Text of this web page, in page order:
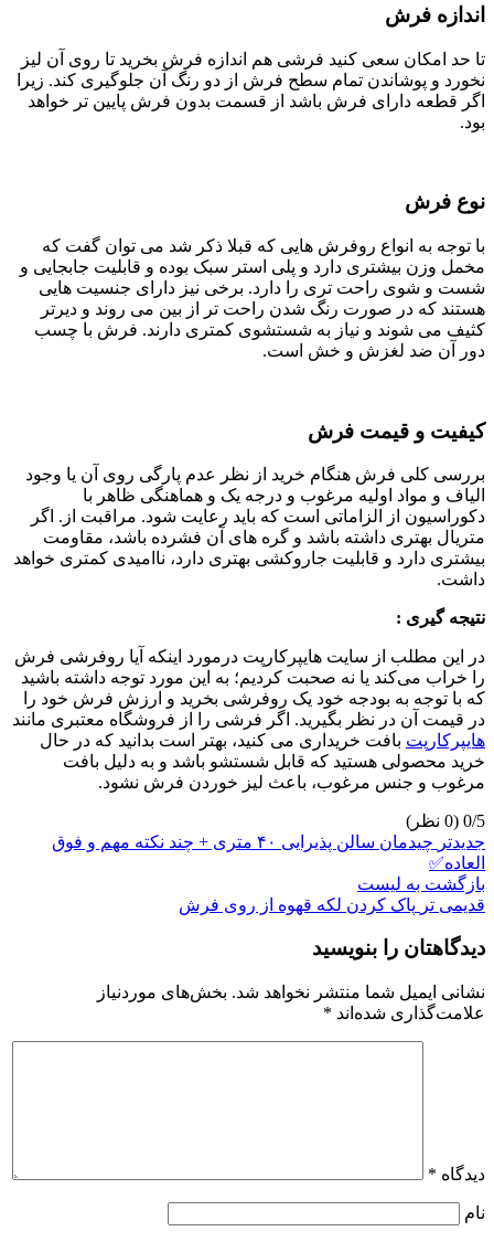
اندازه فرش
تا حد امکان سعی کنید فرشی هم اندازه فرش بخرید تا روی آن لیز
نخورد و پوشاندن تمام سطح فرش از دو رنگ آن جلوگیری کند. زیرا
اگر قطعه دارای فرش باشد از قسمت بدون فرش پایین تر خواهد
بود.
نوع فرش
با توجه به انواع روفرش هایی که قبلا ذکر شد می توان گفت که
مخمل وزن بیشتری دارد و پلی استر سبک بوده و قابلیت جابجایی و
شست و شوی راحت تری را دارد. برخی نیز دارای جنسیت هایی
هستند که در صورت رنگ شدن راحت تر از بین می روند و دیرتر
کثیف می شوند و نیاز به شستشوی کمتری دارند. فرش با چسب
دور آن ضد لغزش و خش است.
کیفیت و قیمت فرش
بررسی کلی فرش هنگام خرید از نظر عدم پارگی روی آن یا وجود
الیاف و مواد اولیه مرغوب و درجه یک و هماهنگی ظاهر با
دکوراسیون از الزاماتی است که باید رعایت شود. مراقبت از. اگر
متریال بهتری داشته باشد و گره های آن فشرده باشد، مقاومت
بیشتری دارد و قابلیت جاروکشی بهتری دارد، ناامیدی کمتری خواهد
داشت.
نتیجه گیری :
در این مطلب از سایت هایپرکارپت درمورد اینکه آیا روفرشی فرش
را خراب می‌کند یا نه صحبت کردیم؛ به این مورد توجه داشته باشید
که با توجه به بودجه خود یک روفرشی بخرید و ارزش فرش خود را
در قیمت آن در نظر بگیرید. اگر فرشی را از فروشگاه معتبری مانند
هایپرکارپت بافت خریداری می کنید، بهتر است بدانید که در حال
خرید محصولی هستید که قابل شستشو باشد و به دلیل بافت
مرغوب و جنس مرغوب، باعث لیز خوردن فرش نشود.
‫0/5
جدیدتر
چیدمان سالن پذیرایی ۴۰ متری + چند نکته مهم و فوق
العاده✅
بازگشت به لیست
قدیمی تر پاک کردن لکه قهوه از روی فرش
دیدگاهتان را بنویسید
نشانی ایمیل شما منتشر نخواهد شد. بخش‌های موردنیاز
علامت‌گذاری شده‌اند *
دیدگاه *
نام